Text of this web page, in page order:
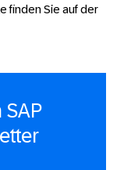
finden Sie auf der